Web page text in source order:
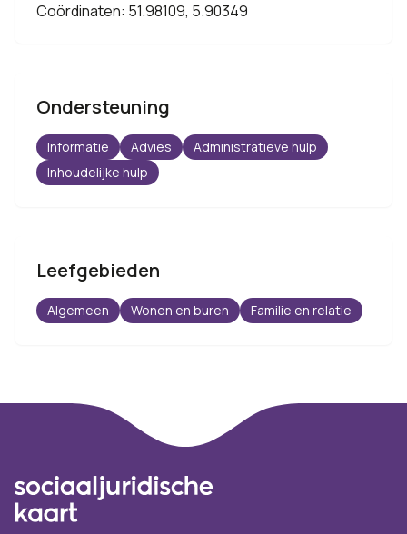
Coördinaten: 51.98109, 5.90349
Ondersteuning
Informatie Advies
Administratieve hulp
Inhoudelijke hulp
Leefgebieden
Algemeen Wonen en buren Familie en relatie